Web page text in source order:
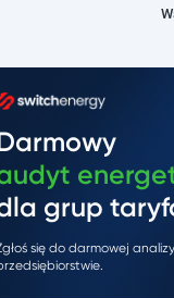
grup
się do darmowej